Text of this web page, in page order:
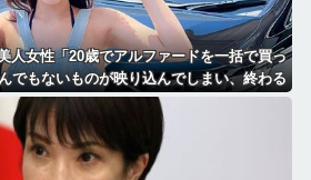
人女性「20歳でアルファードを一括で買っ
でもないものが映り込んでしまい、終わる